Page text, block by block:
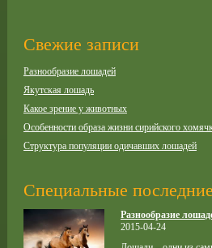
Свежие записи
Разнообразие лошадей
Якутская лошадь
Какое зрение у животных
Особенности образа жизни сирийского
Структура популяции одичавших лошадей
Специальные
Разнообразие
2015-04-24